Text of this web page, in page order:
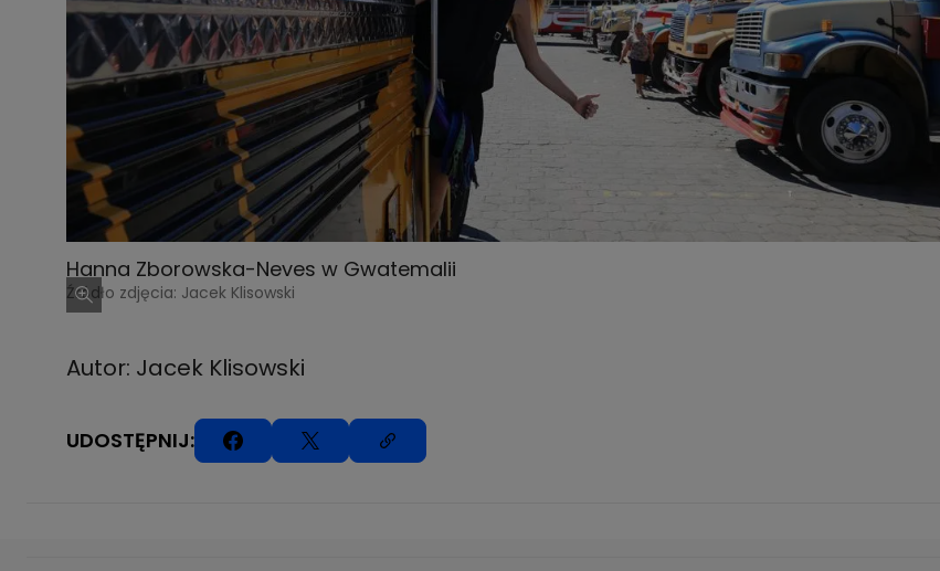
Hanna Zborowska-Neves w Gwatemalii
Źródło zdjęcia: Jacek Klisowski
Autor: Jacek Klisowski
UDOSTĘPNIJ: